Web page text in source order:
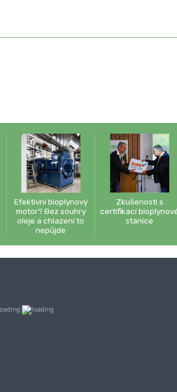
Efektivní bioplynový
motor? Bez souhry
oleje a chlazení to
nepůjde
Zkušenosti s
certifikací
stanice